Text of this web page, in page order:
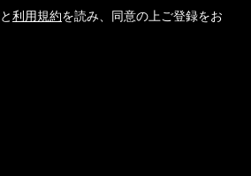
と利用規約を読み、同意の上ご登録をお